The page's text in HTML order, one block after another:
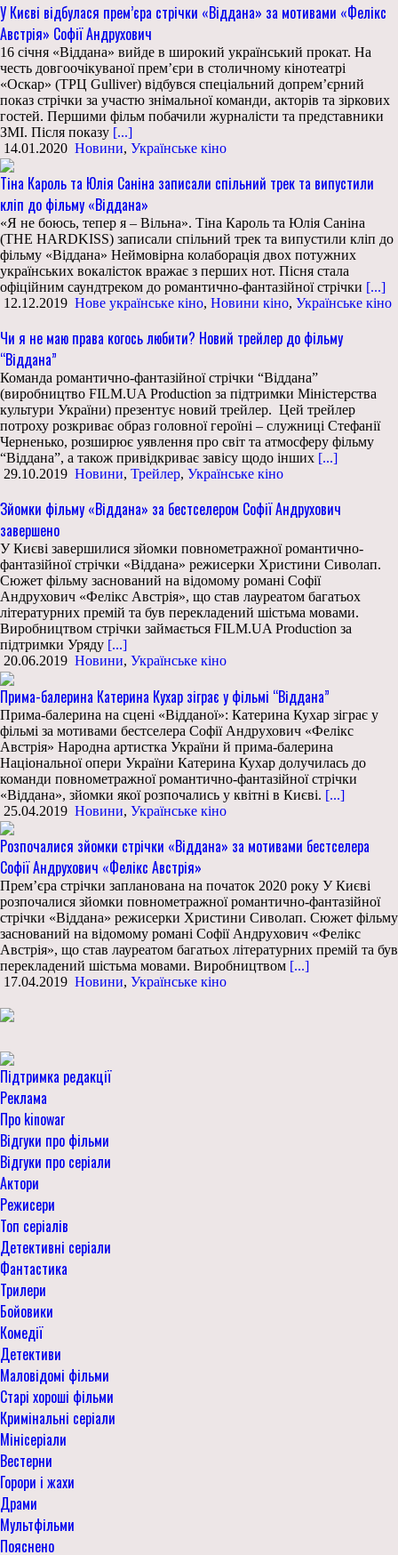
У Києві відбулася прем’єра стрічки «Віддана» за мотивами «Фелікс
Австрія» Софії Андрухович
16 січня «Віддана» вийде в широкий український прокат. На
честь довгоочікуваної прем’єри в столичному кінотеатрі
«Оскар» (ТРЦ Gulliver) відбувся спеціальний допрем’єрний
показ стрічки за участю знімальної команди, акторів та зіркових
гостей. Першими фільм побачили журналісти та представники
ЗМІ. Після показу [...]
14.01.2020 Новини, Українське кіно
Тіна Кароль та Юлія Саніна записали спільний трек та випустили
кліп до фільму «Віддана»
«Я не боюсь, тепер я – Вільна». Тіна Кароль та Юлія Саніна
(THE HARDKISS) записали спільний трек та випустили кліп до
фільму «Віддана» Неймовірна колаборація двох потужних
українських вокалісток вражає з перших нот. Пісня стала
офіційним саундтреком до романтично-фантазійної стрічки [...]
12.12.2019 Нове українське кіно, Новини кіно, Українське кіно
Чи я не маю права когось любити? Новий трейлер до фільму
“Віддана”
Команда романтично-фантазійної стрічки “Віддана”
(виробництво FILM.UA Production за підтримки Міністерства
культури України) презентує новий трейлер. Цей трейлер
потроху розкриває образ головної героїні – служниці Стефанії
Черненько, розширює уявлення про світ та атмосферу фільму
“Віддана”, а також привідкриває завісу щодо інших [...]
29.10.2019 Новини, Трейлер, Українське кіно
Зйомки фільму «Віддана» за бестселером Софії Андрухович
завершено
У Києві завершилися зйомки повнометражної романтично-
фантазійної стрічки «Віддана» режисерки Христини Сиволап.
Сюжет фільму заснований на відомому романі Софії
Андрухович «Фелікс Австрія», що став лауреатом багатьох
літературних премій та був перекладений шістьма мовами.
Виробництвом стрічки займається FILM.UA Production за
підтримки Уряду [...]
20.06.2019 Новини, Українське кіно
Прима-балерина Катерина Кухар зіграє у фільмі “Віддана”
Прима-балерина на сцені «Відданої»: Катерина Кухар зіграє у
фільмі за мотивами бестселера Софії Андрухович «Фелікс
Австрія» Народна артистка України й прима-балерина
Національної опери України Катерина Кухар долучилась до
команди повнометражної романтично-фантазійної стрічки
«Віддана», зйомки якої розпочались у квітні в Києві. [...]
25.04.2019 Новини, Українське кіно
Розпочалися зйомки стрічки «Віддана» за мотивами бестселера
Софії Андрухович «Фелікс Австрія»
Прем’єра стрічки запланована на початок 2020 року У Києві
розпочалися зйомки повнометражної романтично-фантазійної
стрічки «Віддана» режисерки Христини Сиволап. Сюжет фільму
заснований на відомому романі Софії Андрухович «Фелікс
Австрія», що став лауреатом багатьох літературних премій та був
перекладений шістьма мовами. Виробництвом [...]
17.04.2019 Новини, Українське кіно
Підтримка редакції
Реклама
Про kinowar
Відгуки про фільми
Відгуки про серіали
Актори
Режисери
Топ серіалів
Детективні серіали
Фантастика
Трилери
Бойовики
Комедії
Детективи
Маловідомі фільми
Старі хороші фільми
Кримінальні серіали
Мінісеріали
Вестерни
Горори і жахи
Драми
Мультфільми
Пояснено